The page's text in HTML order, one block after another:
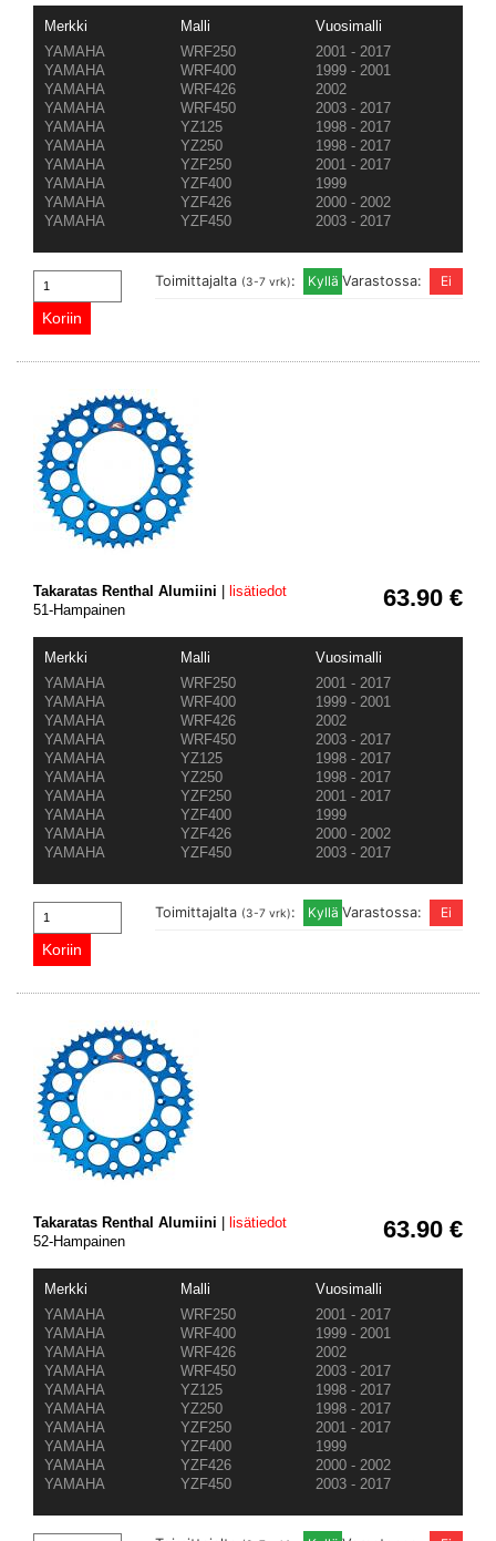
Merkki Malli
Vuosimalli
YAMAHA
WRF250
2001 - 2017
YAMAHA
WRF400
1999 - 2001
YAMAHA
WRF426
2002
YAMAHA
WRF450
2003 - 2017
YAMAHA
YZ125
1998 - 2017
YAMAHA
YZ250
1998 - 2017
YAMAHA
YZF250
2001 - 2017
YAMAHA
YZF400
1999
YAMAHA
YZF426
2000 - 2002
YAMAHA
YZF450 2003 - 2017
Varastossa:
Toimittajalta (3-7 vrk):
63.90 €
Takaratas Renthal Alumiini
lisätiedot
51-Hampainen
Merkki Malli
Vuosimalli
YAMAHA
WRF250
2001 - 2017
YAMAHA
WRF400
1999 - 2001
YAMAHA
WRF426
2002
YAMAHA
WRF450
2003 - 2017
YAMAHA
YZ125
1998 - 2017
YAMAHA
YZ250
1998 - 2017
YAMAHA
YZF250
2001 - 2017
YAMAHA
YZF400
1999
YAMAHA
YZF426
2000 - 2002
YAMAHA
YZF450 2003 - 2017
Varastossa:
Toimittajalta (3-7 vrk):
63.90 €
Takaratas Renthal Alumiini
lisätiedot
52-Hampainen
Merkki Malli
Vuosimalli
YAMAHA
WRF250
2001 - 2017
YAMAHA
WRF400
1999 - 2001
YAMAHA
WRF426
2002
YAMAHA
WRF450
2003 - 2017
YAMAHA
YZ125
1998 - 2017
YAMAHA
YZ250
1998 - 2017
YAMAHA
YZF250
2001 - 2017
YAMAHA
YZF400
1999
YAMAHA
YZF426
2000 - 2002
YAMAHA
YZF450 2003 - 2017